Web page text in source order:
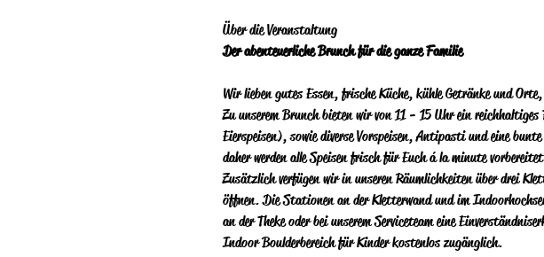
Über die Veranstaltung
Der abenteuerliche Brunch für die ganze Familie
Wir lieben gutes Essen, frische Küche, kühle Getränke und
Zu unserem Brunch bieten wir von 11 - 15 Uhr ein
Eierspeisen), sowie diverse Vorspeisen, Antipasti und eine
daher werden alle Speisen frisch für Euch á la minute
Zusätzlich verfügen wir in unseren Räumlichkeiten über drei
öffnen. Die Stationen an der Kletterwand und im
an der Theke oder bei unserem Serviceteam eine
Indoor Boulderbereich für Kinder kostenlos zugänglich.